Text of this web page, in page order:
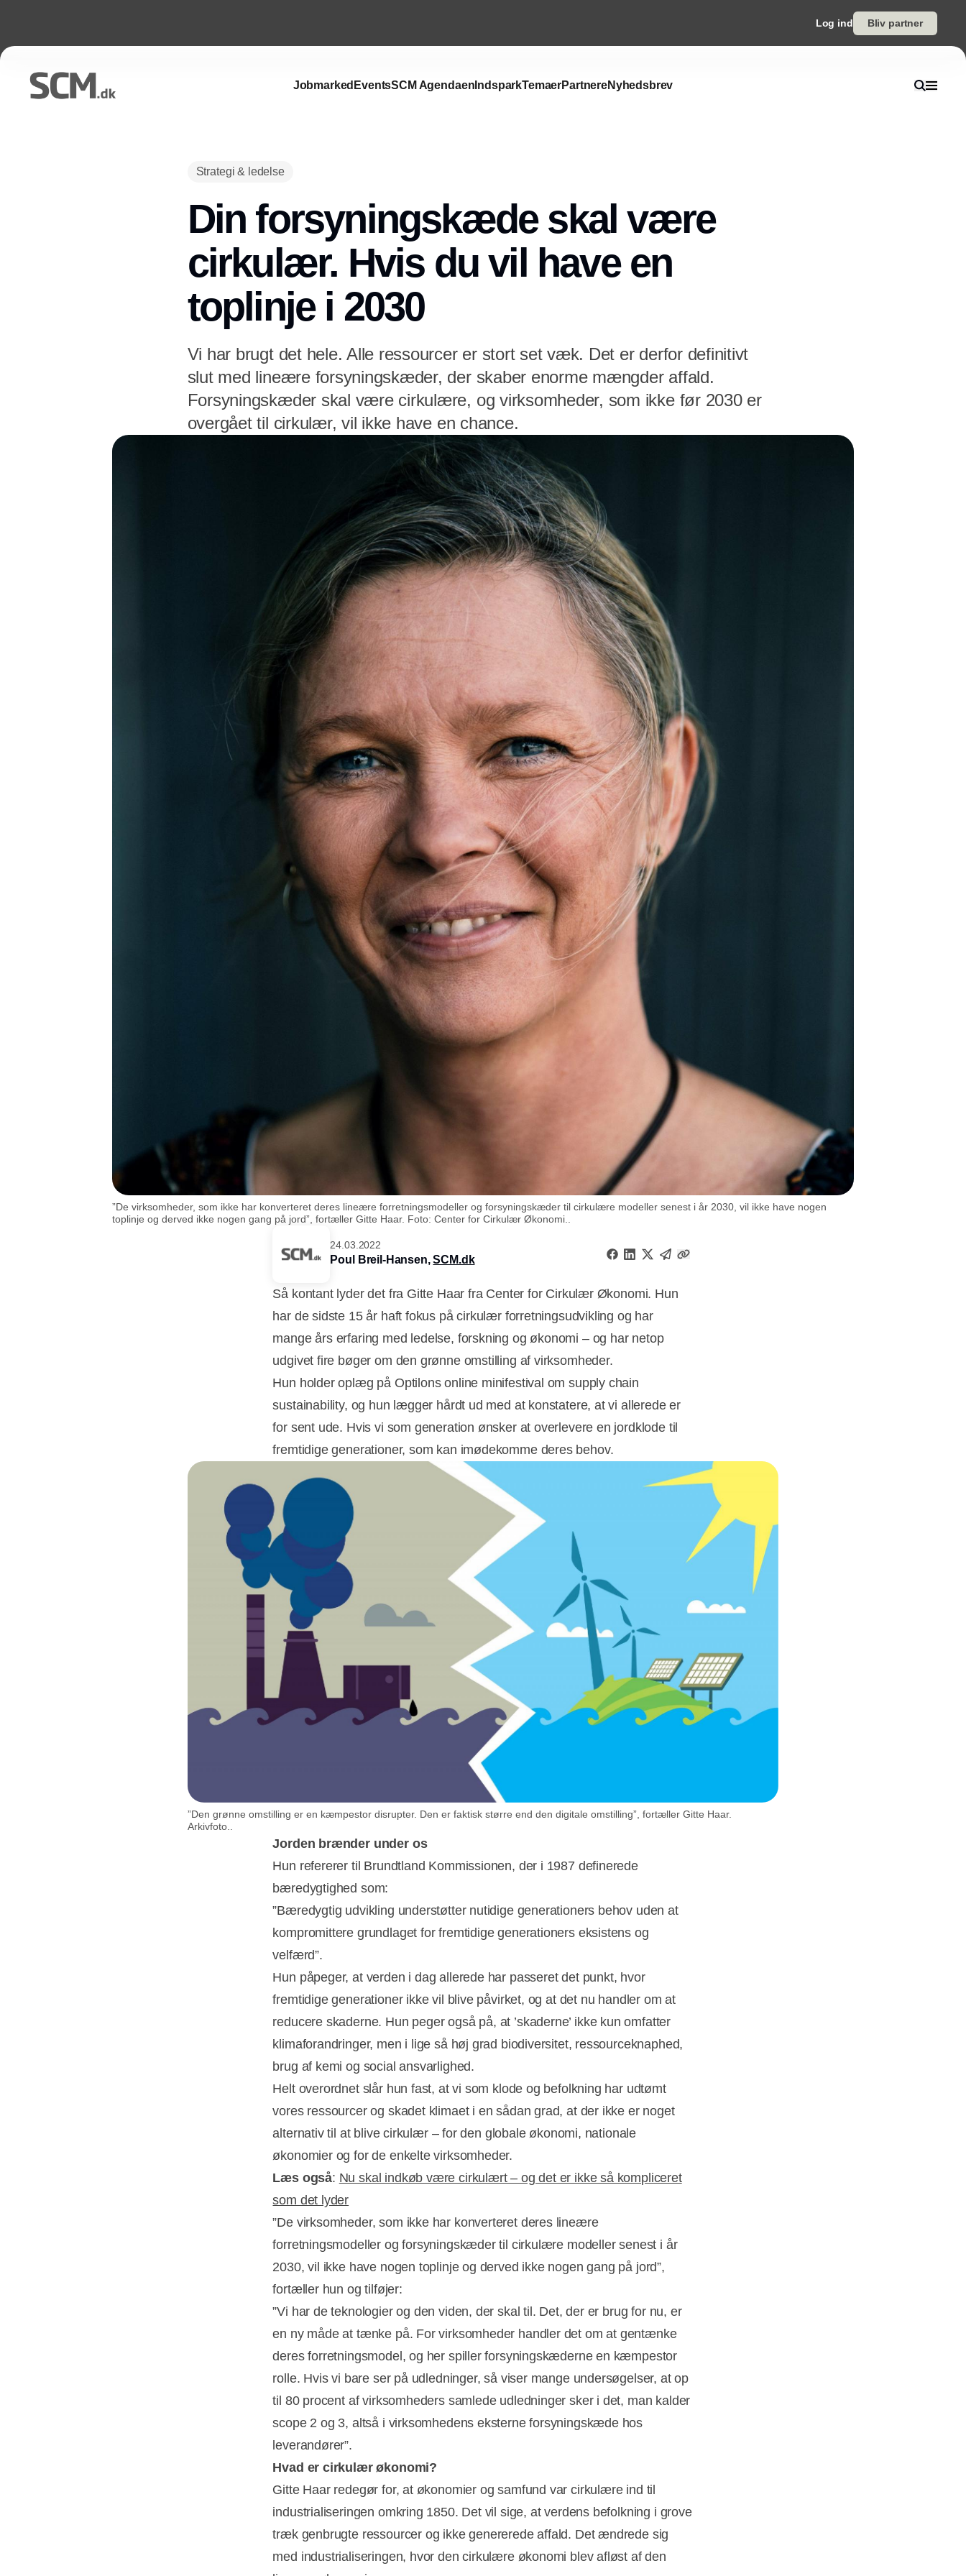
Log ind Bliv partner
Jobmarked EventsSCM Agendaen IndsparkTemaerPartnereNyhedsbrev
Strategi & ledelse
Din forsyningskæde skal være
cirkulær. Hvis du vil have en
toplinje i 2030
Vi har brugt det hele. Alle ressourcer er stort set væk. Det er derfor definitivt
slut med lineære forsyningskæder, der skaber enorme mængder affald.
Forsyningskæder skal være cirkulære, og virksomheder, som ikke før 2030 er
overgået til cirkulær, vil ikke have en chance.
”De virksomheder, som ikke har konverteret deres lineære forretningsmodeller og forsyningskæder til cirkulære modeller senest i år 2030, vil ikke have nogen
toplinje og derved ikke nogen gang på jord”, fortæller Gitte Haar. Foto: Center for Cirkulær Økonomi..
24.03.2022
Poul Breil-Hansen,SCM.dk
Så kontant lyder det fra Gitte Haar fra Center for Cirkulær Økonomi. Hun
har de sidste 15 år haft fokus på cirkulær forretningsudvikling og har
mange års erfaring med ledelse, forskning og økonomi – og har netop
udgivet fire bøger om den grønne omstilling af virksomheder.
Hun holder oplæg på Optilons online minifestival om supply chain
sustainability, og hun lægger hårdt ud med at konstatere, at vi allerede er
for sent ude. Hvis vi som generation ønsker at overlevere en jordklode til
fremtidige generationer, som kan imødekomme deres behov.
Annonce
”Den grønne omstilling er en kæmpestor disrupter. Den er faktisk større end den digitale omstilling”, fortæller Gitte Haar.
Arkivfoto..
Jorden brænder under os
Hun refererer til Brundtland Kommissionen, der i 1987 definerede
bæredygtighed som:
”Bæredygtig udvikling understøtter nutidige generationers behov uden at
kompromittere grundlaget for fremtidige generationers eksistens og
velfærd”.
Hun påpeger, at verden i dag allerede har passeret det punkt, hvor
fremtidige generationer ikke vil blive påvirket, og at det nu handler om at
reducere skaderne. Hun peger også på, at ’skaderne’ ikke kun omfatter
klimaforandringer, men i lige så høj grad biodiversitet, ressourceknaphed,
brug af kemi og social ansvarlighed.
Helt overordnet slår hun fast, at vi som klode og befolkning har udtømt
vores ressourcer og skadet klimaet i en sådan grad, at der ikke er noget
alternativ til at blive cirkulær – for den globale økonomi, nationale
økonomier og for de enkelte virksomheder.
Læs også: Nu skal indkøb være cirkulært – og det er ikke så kompliceret
som det lyder
”De virksomheder, som ikke har konverteret deres lineære
forretningsmodeller og forsyningskæder til cirkulære modeller senest i år
2030, vil ikke have nogen toplinje og derved ikke nogen gang på jord”,
fortæller hun og tilføjer:
”Vi har de teknologier og den viden, der skal til. Det, der er brug for nu, er
en ny måde at tænke på. For virksomheder handler det om at gentænke
deres forretningsmodel, og her spiller forsyningskæderne en kæmpestor
rolle. Hvis vi bare ser på udledninger, så viser mange undersøgelser, at op
til 80 procent af virksomheders samlede udledninger sker i det, man kalder
scope 2 og 3, altså i virksomhedens eksterne forsyningskæde hos
leverandører”.
Hvad er cirkulær økonomi?
Gitte Haar redegør for, at økonomier og samfund var cirkulære ind til
industrialiseringen omkring 1850. Det vil sige, at verdens befolkning i grove
træk genbrugte ressourcer og ikke genererede affald. Det ændrede sig
med industrialiseringen, hvor den cirkulære økonomi blev afløst af den